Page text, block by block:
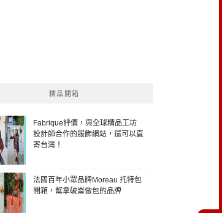
精品開箱
Fabrique評價，與全球精品工坊
設計師合作的服飾網站，還可以直
寄台灣！
法國百年小眾品牌Moreau 托特包
開箱，幫拿破崙做包的品牌